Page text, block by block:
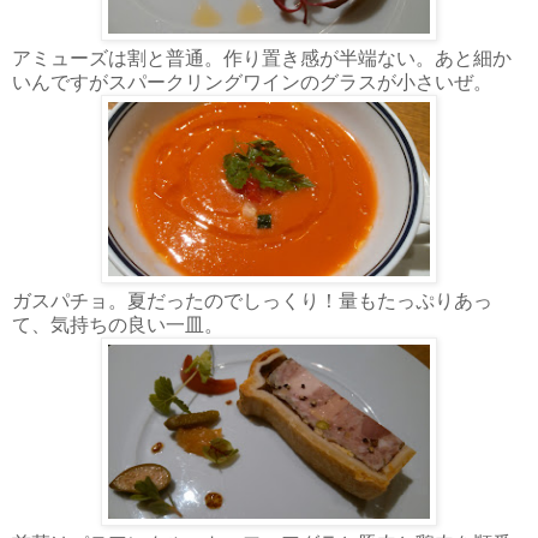
アミューズは割と普通。作り置き感が半端ない。あと細か
いんですがスパークリングワインのグラスが小さいぜ。
ガスパチョ。夏だったのでしっくり！量もたっぷりあっ
て、気持ちの良い一皿。